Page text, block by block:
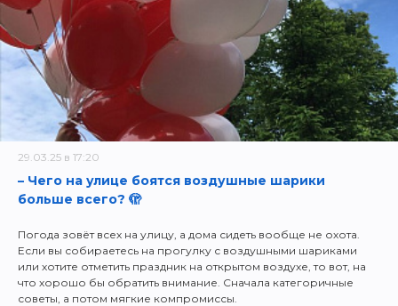
29.03.25 в 17:20
– Чего на улице боятся воздушные шарики
больше всего? 🫣
Погода зовёт всех на улицу, а дома сидеть вообще не охота.
Если вы собираетесь на прогулку с воздушными шариками
или хотите отметить праздник на открытом воздухе, то вот, на
что хорошо бы обратить внимание. Сначала категоричные
советы, а потом мягкие компромиссы.